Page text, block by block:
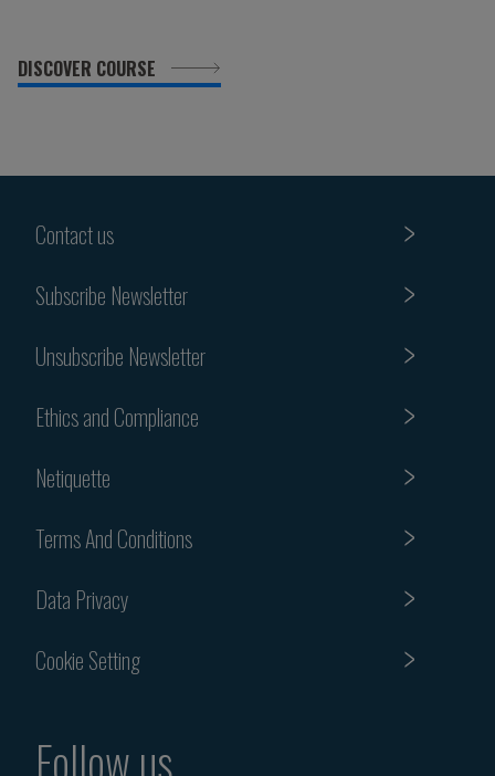
DISCOVER COURSE
Contact us
Subscribe Newsletter
Unsubscribe Newsletter
Ethics and Compliance
Netiquette
Terms And Conditions
Data Privacy
Cookie Setting
Follow us